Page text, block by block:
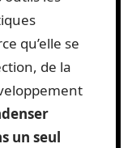
qu’elle se
de la
un seul